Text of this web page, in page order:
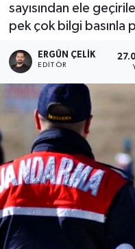
sayısından ele
pek çok bilgi basınla
ERGÜN ÇELIK
EDITÖR
Son Dakika
Haber Arşivi